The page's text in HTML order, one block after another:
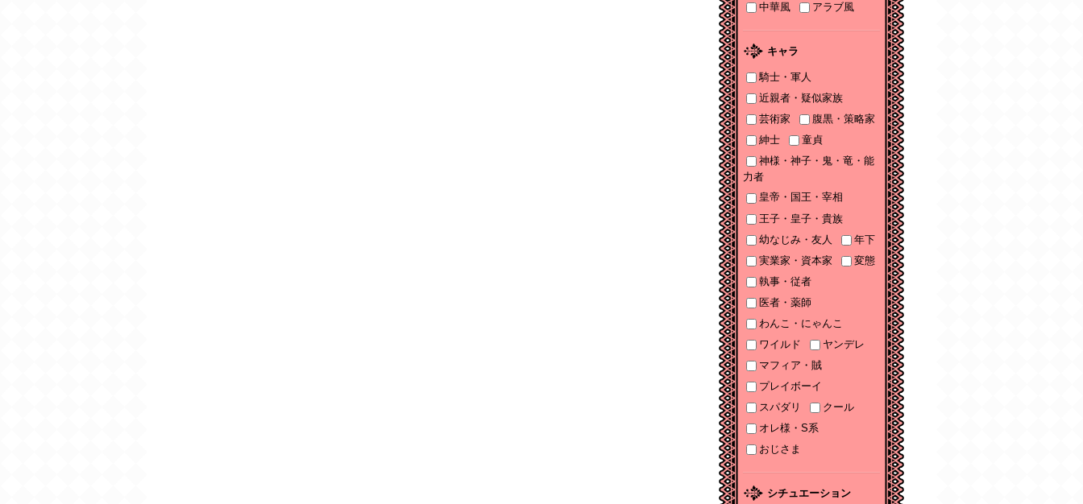
2025/12/04
りかけましたがヤンデ
レ実業家の愛され妻に
なりました』お詫びと
2025/11/21
書泉2025年TLフェア
Sonyaコミックス参加
サイン色紙ちらっと見
せ♡
2025/11/08
書泉2025年TLフェア
ソーニャ文庫・Sonya
コミックス参加♡
2025/11/06
2025年11月刊電子書籍
配信のお知らせ
2025/10/06
2025年10月刊電子書籍
配信のお知らせ
2025/09/03
2025年９月刊電子書籍
配信のお知らせ
2025/08/05
2025年８月刊電子書籍
中華風
アラブ風
キャラ
騎士・軍人
近親者・疑似家族
芸術家
腹黒・策略家
紳士
童貞
神様・神子・鬼・竜・能
力者
皇帝・国王・宰相
王子・皇子・貴族
幼なじみ・友人
年下
実業家・資本家
変態
執事・従者
医者・薬師
わんこ・にゃんこ
ワイルド
ヤンデレ
マフィア・賊
プレイボーイ
スパダリ
クール
オレ様・S系
おじさま
シチュエーション